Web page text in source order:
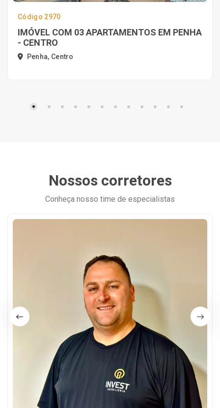
Código 2970
IMÓVEL COM 03 APARTAMENTOS EM PENHA
- CENTRO
Penha, Centro
Nossos corretores
Conheça nosso time de especialistas